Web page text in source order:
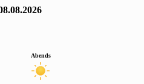
Abends